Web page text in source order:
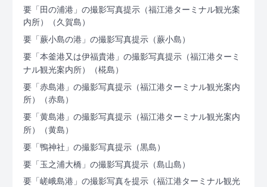
要「田の浦港」の撮影写真提示（福江港ターミナル観光案
内所）
（久賀島）
要「蕨小島の港」の撮影写真提示（蕨小島）
要「本釜港又は伊福貴港」の撮影写真提示（福江港ターミ
ナル観光案内所）
（椛島）
要「赤島港」の撮影写真提示（福江港ターミナル観光案内
所）
（赤島）
要「黄島港」の撮影写真提示（福江港ターミナル観光案内
所）
（黄島）
要「鴨神社」の撮影写真提示（黒島）
要「玉之浦大橋」の撮影写真提示（島山島）
要「嵯峨島港」の撮影写真を提示（福江港ターミナル観光